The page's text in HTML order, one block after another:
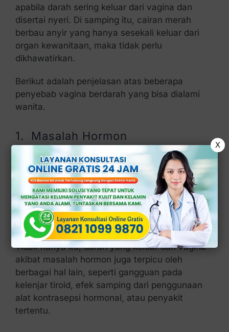
apabila darah sering keluar dari vagina dan
disertai nyeri. Di samping itu, cairan merah
berbau anyir yang hanya sesekali keluar dari
organ kewanitaan, maka tidak perlu
dikhawatirkan.
Berikut adalah penjelasan atas beberapa
penyebab vagina berdarah yang bisa dialami
wanita.
1. Masalah Hormon
Penyebab yang pertama adalah masalah
hormon. Haid wanita dikendalikan oleh hormon
estrogen dan progesteron. Kadar hormon yang
tidak seimbang atau terganggu, maka bisa
menyebabkan pendarahan di luar siklus
menstruasi.
Tidak hanya itu, darah yang keluar dari vagina
akibat masalah hormon juga terpicu oleh
berbagai hal lain, seperti gangguan pada
kelenjar tiroid, efek samping dari penggunaan
alat kontrasepsi hormonal, atau penyakit
tertentu.
X